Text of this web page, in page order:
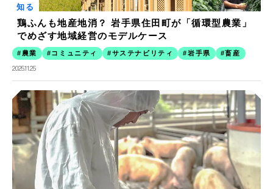
知る
鶏ふんも地産地消？ 岩手県住田町が「循環型農業」
でめざす地域経営のモデルケース
農業 コミュニティ サステナビリティ 岩手県 畜産
2025.11.25